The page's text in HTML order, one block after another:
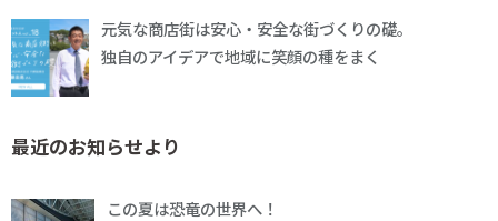
元気な商店街は安心・安全な街づくりの礎。
独自のアイデアで地域に笑顔の種をまく
最近のお知らせより
この夏は恐竜の世界へ！